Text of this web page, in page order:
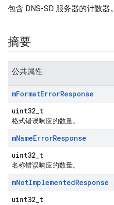
包含 DNS-SD 服务器的计数器。
摘要
公共属性
mFormatErrorResponse
uint32_t
格式错误响应的数量。
mNameErrorResponse
uint32_t
名称错误响应的数量。
mNotImplementedResponse
uint32_t